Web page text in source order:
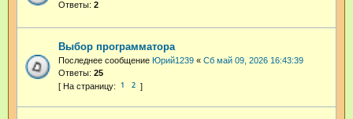
Ответы: 2
Выбор программатора
Последнее сообщение Юрий1239 « Сб май 09, 2026 16:43:39
Ответы: 25
1 2